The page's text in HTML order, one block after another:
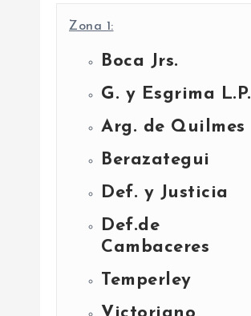
Zona 1:
Boca Jrs.
G. y Esgrima L.P.
Arg. de Quilmes
Berazategui
Def. y Justicia
Def.de
Cambaceres
Temperley